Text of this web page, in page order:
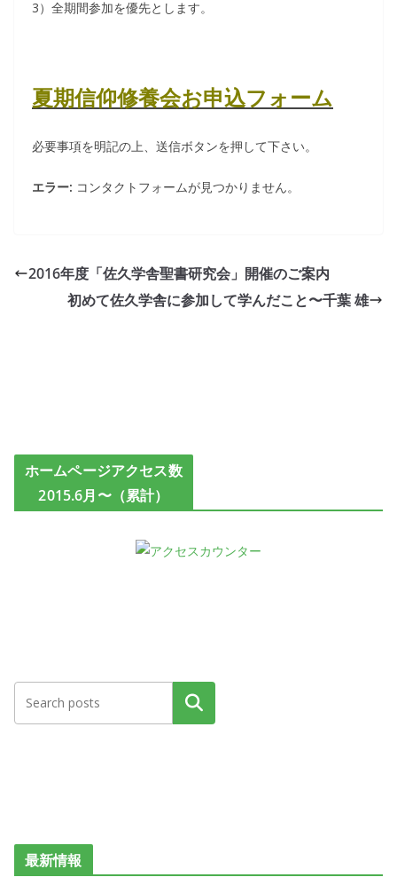
3）全期間参加を優先とします。
夏期信仰修養会お申込フォーム
必要事項を明記の上、送信ボタンを押して下さい。
エラー: コンタクトフォームが見つかりません。
2016年度「佐久学舎聖書研究会」開催のご案内
初めて佐久学舎に参加して学んだこと〜千葉 雄
ホームページアクセス数
2015.6月〜（累計）
検索
最新情報